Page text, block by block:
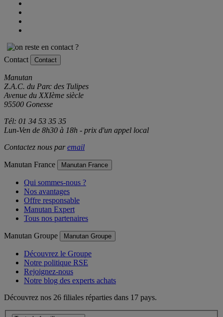
Contact Contact
Manutan
Z.A.C. du Parc des Tulipes
Avenue du XXIème siècle
95500 Gonesse
Tél: 01 34 53 35 35
Lun-Ven de 8h30 à 18h - prix d'un appel local
Contactez nous paremail
Manutan France Manutan France
Qui sommes-nous ?
Nos avantages
Offre responsable
Manutan Expert
Tous nos partenaires
Manutan Groupe Manutan Groupe
Découvrez le Groupe
Notre politique RSE
Rejoignez-nous
Notre blog des experts achats
Découvrez nos 26 filiales réparties dans 17 pays.